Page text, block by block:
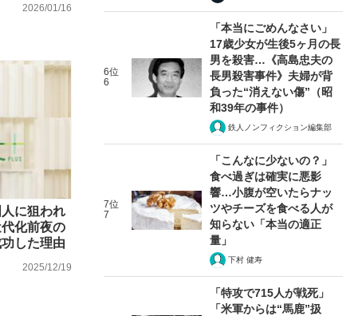
2026/01/16
に狙われ
化前夜の
した理由
2025/12/19
6位
6
「本当にごめんなさい」
17歳少女が生後5ヶ月の長
男を殺害…《高島忠夫の
長男殺害事件》夫婦が背
負った“消えない傷”（昭
和39年の事件）
鉄人ノンフィクション編集部
7位
7
「こんなに少ないの？」
食べ過ぎは確実に悪影
響…小腹が空いたらナッ
ツやチーズを食べる人が
知らない「本当の適正
量」
下村 健寿
「特攻で715人が戦死」
「米軍からは“馬鹿”扱